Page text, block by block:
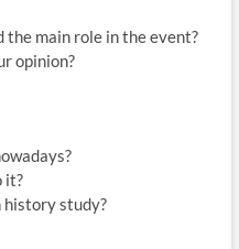
the main role in the event?
opinion?
it?
history study?